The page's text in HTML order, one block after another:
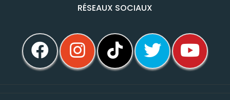
RÉSEAUX SOCIAUX